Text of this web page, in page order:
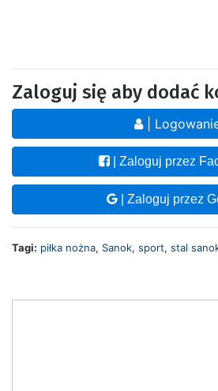
Zaloguj się aby dodać
|
| Zaloguj przez
| Zaloguj przez
Tagi: piłka nożna, Sanok, sport, stal